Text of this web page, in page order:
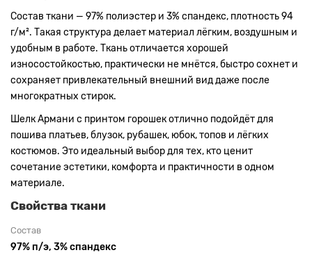
Состав ткани — 97% полиэстер и 3% спандекс, плотность 94
г/м². Такая структура делает материал лёгким, воздушным и
удобным в работе. Ткань отличается хорошей
износостойкостью, практически не мнётся, быстро сохнет и
сохраняет привлекательный внешний вид даже после
многократных стирок.
Шелк Армани с принтом горошек отлично подойдёт для
пошива платьев, блузок, рубашек, юбок, топов и лёгких
костюмов. Это идеальный выбор для тех, кто ценит
сочетание эстетики, комфорта и практичности в одном
материале.
Свойства ткани
Состав
97% п/э, 3% спандекс